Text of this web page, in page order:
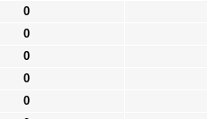
0
0
0
0
0